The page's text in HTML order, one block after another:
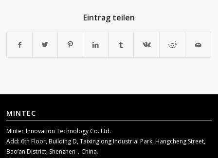
Eintrag teilen
MINTEC
Mintec Innovation Technology Co. Ltd.
Add: 6th Floor, Building D, Taixinglong Industrial Park, Hangcheng Street,
Bao’an District, Shenzhen，China.